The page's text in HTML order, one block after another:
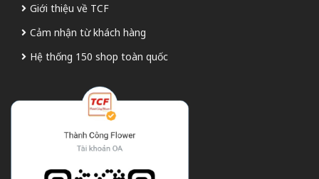
Giới thiệu về TCF
Cảm nhận từ khách hàng
Hệ thống 150 shop toàn quốc